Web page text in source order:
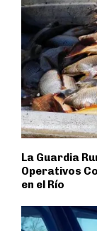
La Guardia
Operativos
en el Río